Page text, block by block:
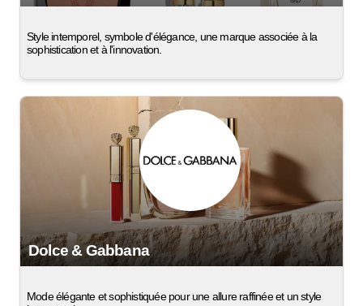
Style intemporel, symbole d'élégance, une marque associée à la
sophistication et à l'innovation.
Dolce & Gabbana
Mode élégante et sophistiquée pour une allure raffinée et un style